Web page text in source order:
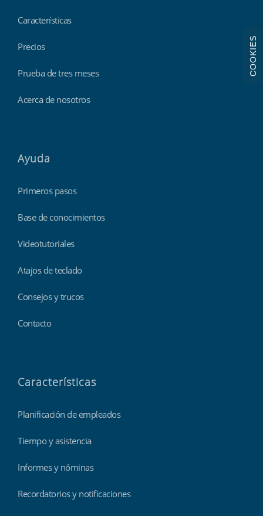
Características
Precios
Prueba de tres meses
Acerca de nosotros
Ayuda
Primeros pasos
Base de conocimientos
Videotutoriales
Atajos de teclado
Consejos y trucos
Contacto
Características
Planificación de empleados
Tiempo y asistencia
Informes y nóminas
Recordatorios y notificaciones
COOKIES